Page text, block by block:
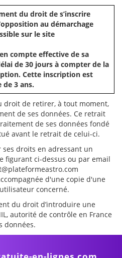
du droit de s’inscrire
au démarchage
sur le site
compte effective de sa
de 30 jours à compter de la
Cette inscription est
3 ans.
droit de retirer, à tout moment,
de ses données. Ce retrait
de ses données fondé
avant le retrait de celui-ci.
droits en adressant un
figurant ci-dessus ou par email
d'une copie d'une
concerné.
du droit d’introduire une
autorité de contrôle en France
données.